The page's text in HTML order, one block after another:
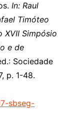
In: Raul
Timóteo
XVII Simpósio
e de
Sociedade
p. 1-48.
sbseg-